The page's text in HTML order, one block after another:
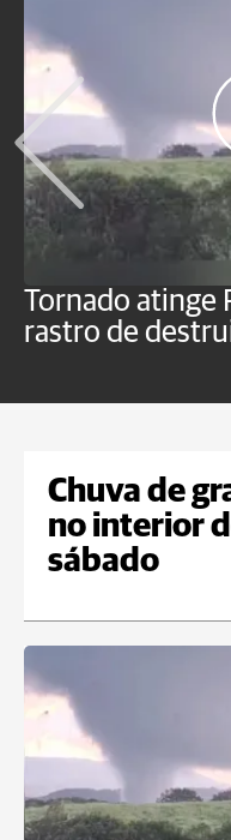
Tornado atinge
rastro de
Chuva de
no interior
sábado